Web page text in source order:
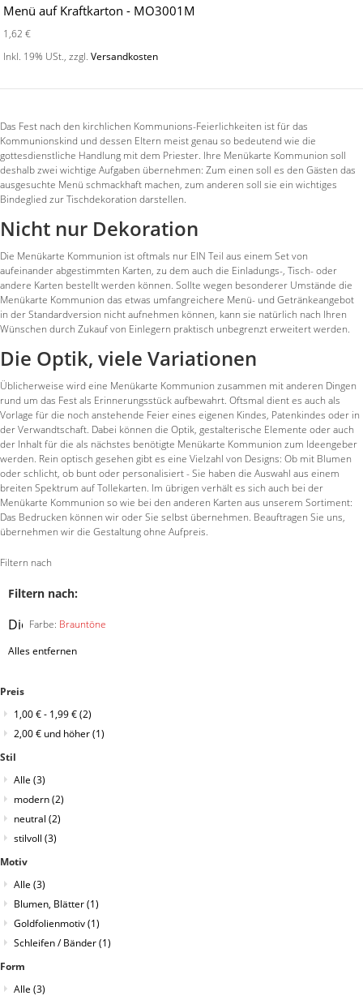
Menü auf Kraftkarton - MO3001M
1,62 €
Inkl. 19% USt.,zzgl.Versandkosten
Das Fest nach den kirchlichen Kommunions-Feierlichkeiten ist für das
Kommunionskind und dessen Eltern meist genau so bedeutend wie die
gottesdienstliche Handlung mit dem Priester. Ihre Menükarte Kommunion soll
deshalb zwei wichtige Aufgaben übernehmen: Zum einen soll es den Gästen das
ausgesuchte Menü schmackhaft machen, zum anderen soll sie ein wichtiges
Bindeglied zur Tischdekoration darstellen.
Nicht nur Dekoration
Die Menükarte Kommunion ist oftmals nur EIN Teil aus einem Set von
aufeinander abgestimmten Karten, zu dem auch die Einladungs-, Tisch- oder
andere Karten bestellt werden können. Sollte wegen besonderer Umstände die
Menükarte Kommunion das etwas umfangreichere Menü- und Getränkeangebot
in der Standardversion nicht aufnehmen können, kann sie natürlich nach Ihren
Wünschen durch Zukauf von Einlegern praktisch unbegrenzt erweitert werden.
Die Optik, viele Variationen
Üblicherweise wird eine Menükarte Kommunion zusammen mit anderen Dingen
rund um das Fest als Erinnerungsstück aufbewahrt. Oftsmal dient es auch als
Vorlage für die noch anstehende Feier eines eigenen Kindes, Patenkindes oder in
der Verwandtschaft. Dabei können die Optik, gestalterische Elemente oder auch
der Inhalt für die als nächstes benötigte Menükarte Kommunion zum Ideengeber
werden. Rein optisch gesehen gibt es eine Vielzahl von Designs: Ob mit Blumen
oder schlicht, ob bunt oder personalisiert - Sie haben die Auswahl aus einem
breiten Spektrum auf Tollekarten. Im übrigen verhält es sich auch bei der
Menükarte Kommunion so wie bei den anderen Karten aus unserem Sortiment:
Das Bedrucken können wir oder Sie selbst übernehmen. Beauftragen Sie uns,
übernehmen wir die Gestaltung ohne Aufpreis.
Filtern nach
Filtern nach:
Farbe: Brauntöne
Diesen
entfernen
Alles entfernen
Preis
1,00 €- 1,99 €(2)
2,00 € und höher(1)
Stil
Alle (3)
modern(2)
neutral (2)
stilvoll (3)
Motiv
Alle (3)
Blumen, Blätter(1)
Goldfolienmotiv(1)
Schleifen / Bänder(1)
Form
Alle (3)